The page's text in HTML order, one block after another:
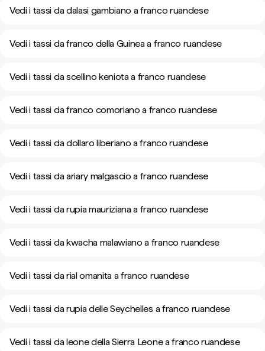
Vedi i tassi da dalasi gambiano a franco ruandese
Vedi i tassi da franco della Guinea a franco ruandese
Vedi i tassi da scellino keniota a franco ruandese
Vedi i tassi da franco comoriano a franco ruandese
Vedi i tassi da dollaro liberiano a franco ruandese
Vedi i tassi da ariary malgascio a franco ruandese
Vedi i tassi da rupia mauriziana a franco ruandese
Vedi i tassi da kwacha malawiano a franco ruandese
Vedi i tassi da rial omanita a franco ruandese
Vedi i tassi da rupia delle Seychelles a franco ruandese
Vedi i tassi da leone della Sierra Leone a franco ruandese